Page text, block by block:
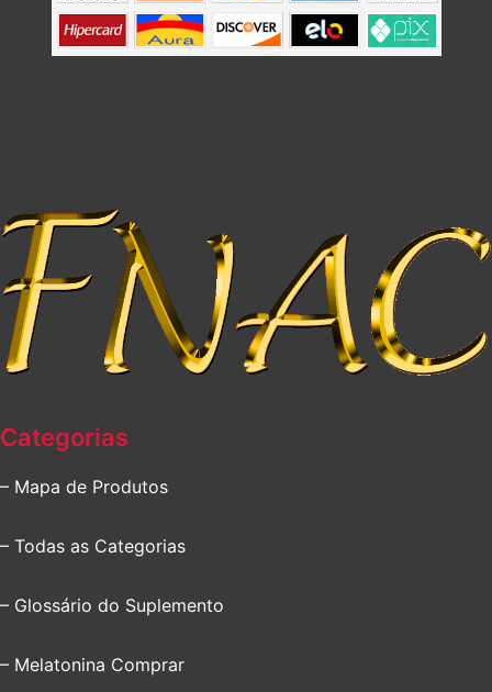
Categorias
– Mapa de Produtos
– Todas as Categorias
– Glossário do Suplemento
– Melatonina Comprar